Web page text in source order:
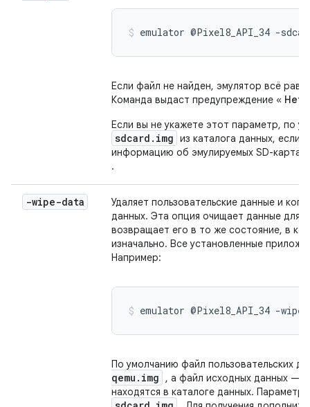
emulator @Pixel8_API_34 -
Если файл не найден, эмулятор всё
Команда выдаст предупреждение « Нет
Если вы не укажете этот параметр, по
sdcard.img из каталога данных, если
информацию об эмулируемых SD-
.
-wipe-data
Удаляет пользовательские данные и
данных. Эта опция очищает данные для
возвращает его в то же состояние, в
изначально. Все установленные
Например:
emulator @Pixel8_API_34 -
По умолчанию файл пользовательских
qemu.img , а файл исходных данных —
находятся в каталоге данных. Параметр